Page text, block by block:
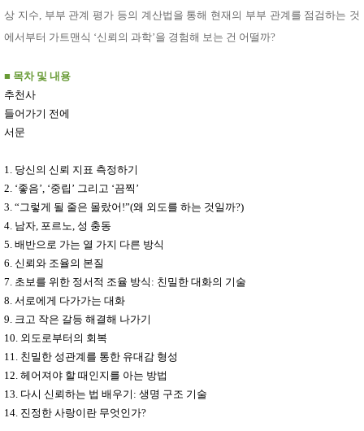
상 지수, 부부 관계 평가 등의 계산법을 통해 현재의 부부 관계를 점검하는 것
에서부터 가트맨식 ‘신뢰의 과학’을 경험해 보는 건 어떨까?
■ 목차 및 내용
추천사
들어가기 전에
서문
1. 당신의 신뢰 지표 측정하기
2. ‘좋음’, ‘중립 ’ 그리고 ‘끔찍 ’
3. “그렇게 될 줄은 몰랐어 !”(왜 외도를 하는 것일까?)
4. 남자, 포르노, 성 충동
5. 배반으로 가는 열 가지 다른 방식
6. 신뢰와 조율의 본질
7. 초보를 위한 정서적 조율 방식 : 친밀한 대화의 기술
8. 서로에게 다가가는 대화
9. 크고 작은 갈등 해결해 나가기
10. 외도로부터의 회복
11. 친밀한 성관계를 통한 유대감 형성
12. 헤어져야 할 때인지를 아는 방법
13. 다시 신뢰하는 법 배우기 : 생명 구조 기술
14. 진정한 사랑이란 무엇인가?